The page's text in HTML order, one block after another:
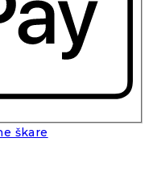
škare